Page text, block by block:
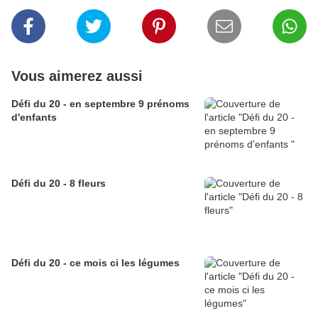
Vous aimerez aussi
Défi du 20 - en septembre 9 prénoms
d'enfants
Défi du 20 - 8 fleurs
Défi du 20 - ce mois ci les légumes